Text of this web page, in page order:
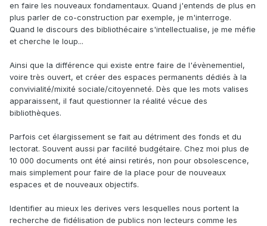
en faire les nouveaux fondamentaux. Quand j'entends de plus en
plus parler de co-construction par exemple, je m'interroge.
Quand le discours des bibliothécaire s'intellectualise, je me méfie
et cherche le loup...
Ainsi que la différence qui existe entre faire de l'évènementiel,
voire très ouvert, et créer des espaces permanents dédiés à la
convivialité/mixité sociale/citoyenneté. Dès que les mots valises
apparaissent, il faut questionner la réalité vécue des
bibliothèques.
Parfois cet élargissement se fait au détriment des fonds et du
lectorat. Souvent aussi par facilité budgétaire. Chez moi plus de
10 000 documents ont été ainsi retirés, non pour obsolescence,
mais simplement pour faire de la place pour de nouveaux
espaces et de nouveaux objectifs.
Identifier au mieux les derives vers lesquelles nous portent la
recherche de fidélisation de publics non lecteurs comme les